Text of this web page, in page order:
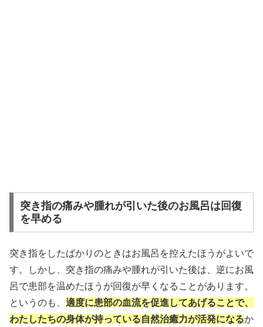
突き指の痛みや腫れが引いた後のお風呂は回復
を早める
突き指をしたばかりのときはお風呂を控えたほうがよいで
す。しかし、突き指の痛みや腫れが引いた後は、逆にお風
呂で患部を温めたほうが回復が早くなることがあります。
というのも、 適度に患部の血流を促進してあげることで、
わたしたちの身体が持っている自然治癒力が活発になるか